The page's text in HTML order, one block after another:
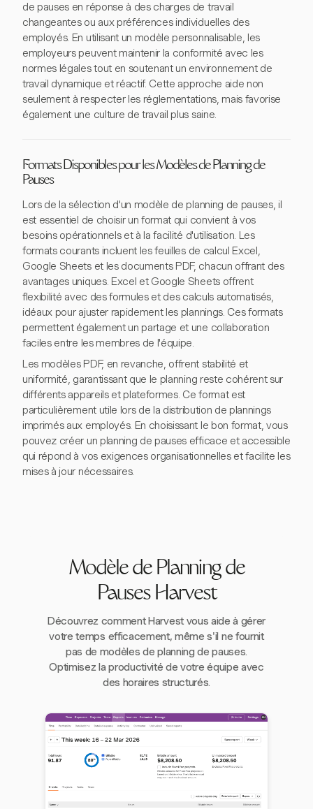
de pauses en réponse à des charges de travail
changeantes ou aux préférences individuelles des
employés. En utilisant un modèle personnalisable, les
employeurs peuvent maintenir la conformité avec les
normes légales tout en soutenant un environnement de
travail dynamique et réactif. Cette approche aide non
seulement à respecter les réglementations, mais favorise
également une culture de travail plus saine.
Formats Disponibles pour les Modèles de Planning de
Pauses
Lors de la sélection d'un modèle de planning de pauses, il
est essentiel de choisir un format qui convient à vos
besoins opérationnels et à la facilité d'utilisation. Les
formats courants incluent les feuilles de calcul Excel,
Google Sheets et les documents PDF, chacun offrant des
avantages uniques. Excel et Google Sheets offrent
flexibilité avec des formules et des calculs automatisés,
idéaux pour ajuster rapidement les plannings. Ces formats
permettent également un partage et une collaboration
faciles entre les membres de l'équipe.
Les modèles PDF, en revanche, offrent stabilité et
uniformité, garantissant que le planning reste cohérent sur
différents appareils et plateformes. Ce format est
particulièrement utile lors de la distribution de plannings
imprimés aux employés. En choisissant le bon format, vous
pouvez créer un planning de pauses efficace et accessible
qui répond à vos exigences organisationnelles et facilite les
mises à jour nécessaires.
Modèle de Planning de
Pauses Harvest
Découvrez comment Harvest vous aide à gérer
votre temps efficacement, même s'il ne fournit
pas de modèles de planning de pauses.
Optimisez la productivité de votre équipe avec
des horaires structurés.